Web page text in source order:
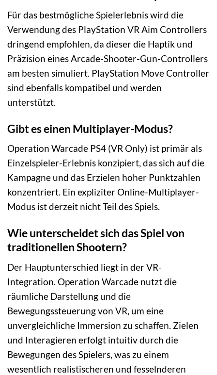
Für das bestmögliche Spielerlebnis wird die
Verwendung des PlayStation VR Aim Controllers
dringend empfohlen, da dieser die Haptik und
Präzision eines Arcade-Shooter-Gun-Controllers
am besten simuliert. PlayStation Move Controller
sind ebenfalls kompatibel und werden
unterstützt.
Gibt es einen Multiplayer-Modus?
Operation Warcade PS4 (VR Only) ist primär als
Einzelspieler-Erlebnis konzipiert, das sich auf die
Kampagne und das Erzielen hoher Punktzahlen
konzentriert. Ein expliziter Online-Multiplayer-
Modus ist derzeit nicht Teil des Spiels.
Wie unterscheidet sich das Spiel von
traditionellen Shootern?
Der Hauptunterschied liegt in der VR-
Integration. Operation Warcade nutzt die
räumliche Darstellung und die
Bewegungssteuerung von VR, um eine
unvergleichliche Immersion zu schaffen. Zielen
und Interagieren erfolgt intuitiv durch die
Bewegungen des Spielers, was zu einem
wesentlich realistischeren und fesselnderen